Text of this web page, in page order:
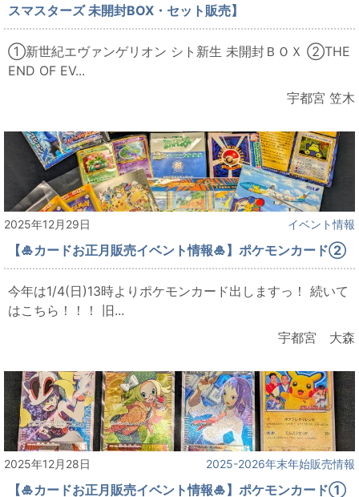
スマスターズ 未開封BOX・セット販売】
①新世紀エヴァンゲリオン シト新生 未開封ＢＯＸ ②THE
END OF EV...
宇都宮 笠木
2025年12月29日 イベント情報
【🎍カードお正月販売イベント情報🎍】ポケモンカード②
今年は1/4(日)13時よりポケモンカード出しますっ！ 続いて
はこちら！！！ 旧...
宇都宮 大森
2025年12月28日 2025-2026年末年始販売情報
【🎍カードお正月販売イベント情報🎍】ポケモンカード①